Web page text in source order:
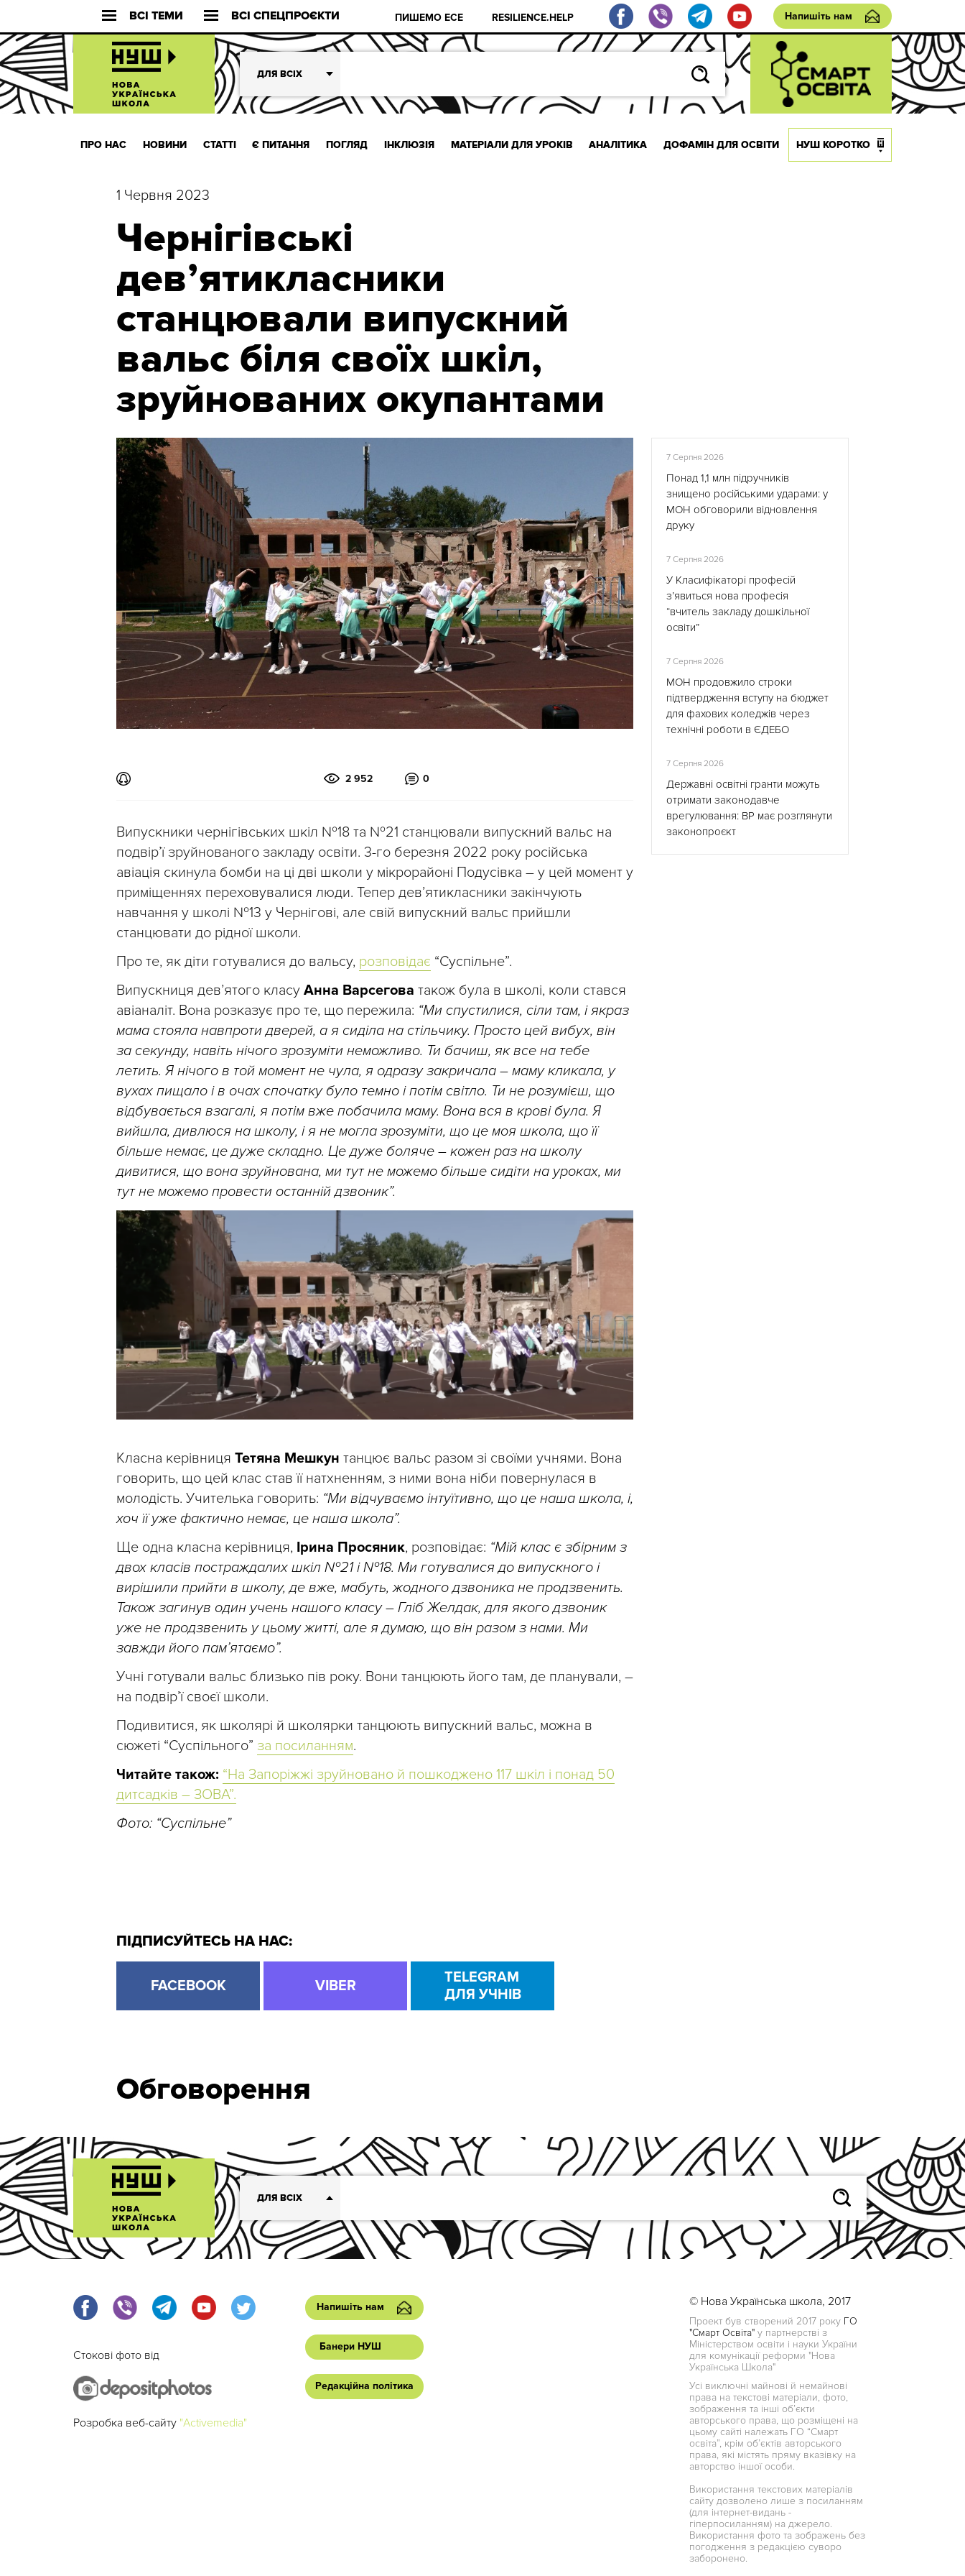
ВСІ ТЕМИ ВСІ СПЕЦПРОЄКТИ ПИШЕМО ЕСЕ RESILIENCE.HELP Напишіть нам
ДЛЯ ВСІХ
ПРО НАС НОВИНИ СТАТТІ Є ПИТАННЯ ПОГЛЯД ІНКЛЮЗІЯ МАТЕРІАЛИ ДЛЯ УРОКІВ АНАЛІТИКА ДОФАМІН ДЛЯ ОСВІТИ НУШ КОРОТКО
1 Червня 2023
Чернігівські
дев’ятикласники
станцювали випускний
вальс біля своїх шкіл,
зруйнованих окупантами
2 952 0
Випускники чернігівських шкіл №18 та №21 станцювали випускний вальс на
подвір’ї зруйнованого закладу освіти. 3-го березня 2022 року російська
авіація скинула бомби на ці дві школи у мікрорайоні Подусівка – у цей момент у
приміщеннях переховувалися люди. Тепер дев’ятикласники закінчують
навчання у школі №13 у Чернігові, але свій випускний вальс прийшли
станцювати до рідної школи.
Про те, як діти готувалися до вальсу, розповідає “Суспільне”.
Випускниця дев’ятого класу Анна Варсегова також була в школі, коли стався
авіаналіт. Вона розказує про те, що пережила: “Ми спустилися, сіли там, і якраз
мама стояла навпроти дверей, а я сиділа на стільчику. Просто цей вибух, він
за секунду, навіть нічого зрозуміти неможливо. Ти бачиш, як все на тебе
летить. Я нічого в той момент не чула, я одразу закричала – маму кликала, у
вухах пищало і в очах спочатку було темно і потім світло. Ти не розумієш, що
відбувається взагалі, я потім вже побачила маму. Вона вся в крові була. Я
вийшла, дивлюся на школу, і я не могла зрозуміти, що це моя школа, що її
більше немає, це дуже складно. Це дуже боляче – кожен раз на школу
дивитися, що вона зруйнована, ми тут не можемо більше сидіти на уроках, ми
тут не можемо провести останній дзвоник”.
Класна керівниця Тетяна Мешкун танцює вальс разом зі своїми учнями. Вона
говорить, що цей клас став її натхненням, з ними вона ніби повернулася в
молодість. Учителька говорить: “Ми відчуваємо інтуїтивно, що це наша школа, і,
хоч її уже фактично немає, це наша школа”.
Ще одна класна керівниця, Ірина Просяник, розповідає: “Мій клас є збірним з
двох класів постраждалих шкіл №21 і №18. Ми готувалися до випускного і
вирішили прийти в школу, де вже, мабуть, жодного дзвоника не продзвенить.
Також загинув один учень нашого класу – Гліб Желдак, для якого дзвоник
уже не продзвенить у цьому житті, але я думаю, що він разом з нами. Ми
завжди його пам’ятаємо”.
Учні готували вальс близько пів року. Вони танцюють його там, де планували, –
на подвір’ї своєї школи.
Подивитися, як школярі й школярки танцюють випускний вальс, можна в
сюжеті “Суспільного” за посиланням.
Читайте також: “На Запоріжжі зруйновано й пошкоджено 117 шкіл і понад 50
дитсадків – ЗОВА”.
Фото: “Суспільне”
ПІДПИСУЙТЕСЬ НА НАС:
FACEBOOK VIBER
TELEGRAM
ДЛЯ УЧНІВ
7 Серпня 2026
Понад 1,1 млн підручників
знищено російськими ударами: у
МОН обговорили відновлення
друку
7 Серпня 2026
У Класифікаторі професій
з’явиться нова професія
“вчитель закладу дошкільної
освіти”
7 Серпня 2026
МОН продовжило строки
підтвердження вступу на бюджет
для фахових коледжів через
технічні роботи в ЄДЕБО
7 Серпня 2026
Державні освітні гранти можуть
отримати законодавче
врегулювання: ВР має розглянути
законопроєкт
Обговорення
ДЛЯ ВСІХ
Стокові фото від
Розробка веб-сайту "Activemedia"
Напишіть нам
Банери НУШ
Редакційна політика
© Нова Українська школа, 2017
Проект був створений 2017 року ГО
"Смарт Освіта" у партнерстві з
Міністерством освіти і науки України
для комунікації реформи "Нова
Українська Школа"
Усі виключні майнові й немайнові
права на текстові матеріали, фото,
зображення та інші об’єкти
авторського права, що розміщені на
цьому сайті належать ГО “Смарт
освіта”, крім об’єктів авторського
права, які містять пряму вказівку на
авторство іншої особи.
Використання текстових матеріалів
сайту дозволено лише з посиланням
(для інтернет-видань -
гіперпосиланням) на джерело.
Використання фото та зображень без
погодження з редакцією суворо
заборонено.